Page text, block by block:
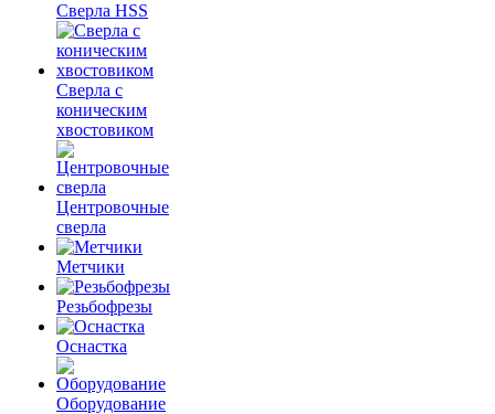
Сверла HSS
Сверла с
коническим
хвостовиком
Центровочные
сверла
Метчики
Резьбофрезы
Оснастка
Оборудование